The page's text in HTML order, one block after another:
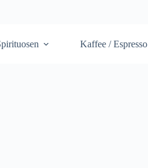
Kaffee / Espresso